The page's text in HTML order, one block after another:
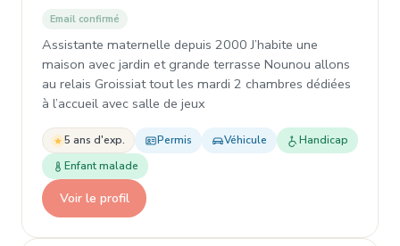
Email confirmé
Assistante maternelle depuis 2000 J’habite une
maison avec jardin et grande terrasse Nounou allons
au relais Groissiat tout les mardi 2 chambres dédiées
à l’accueil avec salle de jeux
5 ans d'exp. Permis Véhicule
Handicap
Enfant malade
Voir le profil